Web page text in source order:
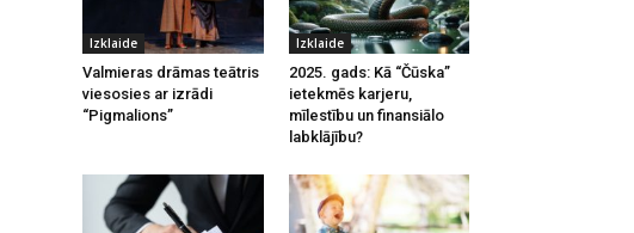
Izklaide
Valmieras drāmas teātris
viesosies ar izrādi
“Pigmalions”
Izklaide
2025. gads: Kā “Čūska”
ietekmēs karjeru,
mīlestību un finansiālo
labklājību?